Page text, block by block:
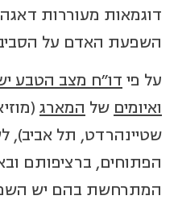
דוגמאות מעוררות
השפעת האדם על
על פי
ואיומים של המארג
שטיינהרדט, תל אביב),
הפתוחים, ברציפותם
המתרחשת בהם יש